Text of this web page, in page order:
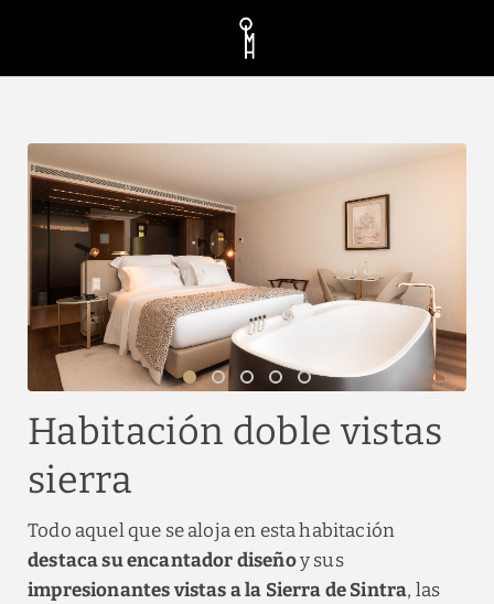
Habitación doble vistas
sierra
Todo aquel que se aloja en esta habitación
destaca su encantador diseñoy sus
impresionantes vistas a la Sierra de Sintra, las